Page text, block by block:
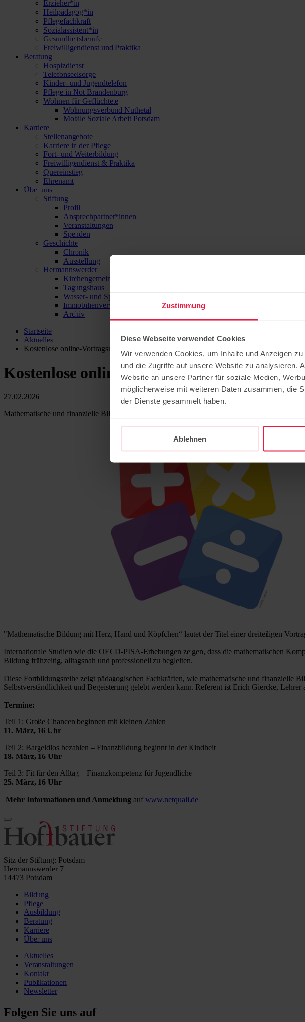
Zustimmung
Diese Webseite verwendet Cookies
Wir verwenden Cookies, um Inhalte und Anzeigen
und die Zugriffe auf unsere Website zu analysieren.
Website an unsere Partner für soziale Medien,
möglicherweise mit weiteren Daten zusammen, die
der Dienste gesammelt haben.
Ablehnen
Erzieher*in
Heilpädagog*in
Pflegefachkraft
Sozialassistent*in
Gesundheitsberufe
Freiwilligendienst und Praktika
Beratung
Hospizdienst
Telefonseelsorge
Kinder- und Jugendtelefon
Pflege in Not Brandenburg
Wohnen für Geflüchtete
Wohnungsverbund Nuthetal
Mobile Soziale Arbeit Potsdam
Karriere
Stellenangebote
Karriere in der Pflege
Fort- und Weiterbildung
Freiwilligendienst & Praktika
Quereinstieg
Ehrenamt
Über uns
Stiftung
Profil
Ansprechpartner*innen
Veranstaltungen
Spenden
Geschichte
Chronik
Ausstellung
Hermannswerder
Kirchengemeinde
Tagungshaus
Wasser- und Sport-Zentrum Hermannswerder
Immobilienverwaltung
Archiv
Startseite
Aktuelles
Kostenlose online-Vortragsreihe für Pädagog*innen zur Mathematischen Bildung
Kostenlose online-Vortragsreihe für
27.02.2026
Mathematische und finanzielle Bildung im Alltag von Kita, Schule oder Wohngruppen mit
"Mathematische Bildung mit Herz, Hand und Köpfchen“ lautet der Titel einer dreiteiligen
Internationale Studien wie die OECD-PISA-Erhebungen zeigen, dass die mathematischen
Bildung frühzeitig, alltagsnah und professionell zu begleiten.
Diese Fortbildungsreihe zeigt pädagogischen Fachkräften, wie mathematische und
Selbstverständlichkeit und Begeisterung gelebt werden kann. Referent ist Erich Giercke,
Termine:
Teil 1: Große Chancen beginnen mit kleinen Zahlen
11. März, 16 Uhr
Teil 2: Bargeldlos bezahlen – Finanzbildung beginnt in der Kindheit
18. März, 16 Uhr
Teil 3: Fit für den Alltag – Finanzkompetenz für Jugendliche
25. März, 16 Uhr
Mehr Informationen und Anmeldung auf www.netquali.de
Sitz der Stiftung: Potsdam
Hermannswerder 7
14473 Potsdam
Bildung
Pflege
Ausbildung
Beratung
Karriere
Über uns
Aktuelles
Veranstaltungen
Kontakt
Publikationen
Newsletter
Folgen Sie uns auf